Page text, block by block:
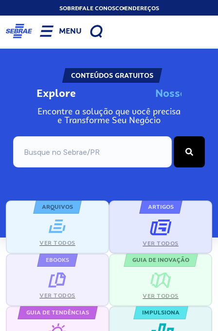
SOBREFALE CONOSCOENDEREÇOS
MENU
CONTEÚDOS GRATUITOS
Explore Nos
Encontre a solução que você precisa
e Transforme Seu Negócio
ARQUIVOS
VER TODOS
ARTIGOS
VER TODOS
EBOOKS
VER TODOS
GUIA DE INOVAÇÃO
VER TODOS
GUIA DE TENDÊNCIAS IMPULSIONA